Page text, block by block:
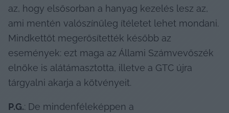
az, hogy elsősorban a hanyag kezelés lesz az,
ami mentén valószínűleg ítéletet lehet mondani.
Mindkettőt megerősítették később az
események: ezt maga az Állami Számvevőszék
elnöke is alátámasztotta, illetve a GTC újra
tárgyalni akarja a kötvényeit.
P.G.: De mindenféleképpen a